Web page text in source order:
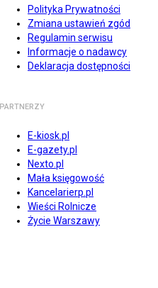
Polityka Prywatności
Zmiana ustawień zgód
Regulamin serwisu
Informacje o nadawcy
Deklaracja dostępności
PARTNERZY
E-kiosk.pl
E-gazety.pl
Nexto.pl
Mała księgowość
Kancelarierp.pl
Wieści Rolnicze
Życie Warszawy